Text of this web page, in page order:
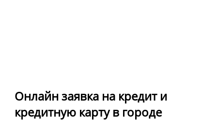
Онлайн заявка на кредит и
кредитную карту в городе